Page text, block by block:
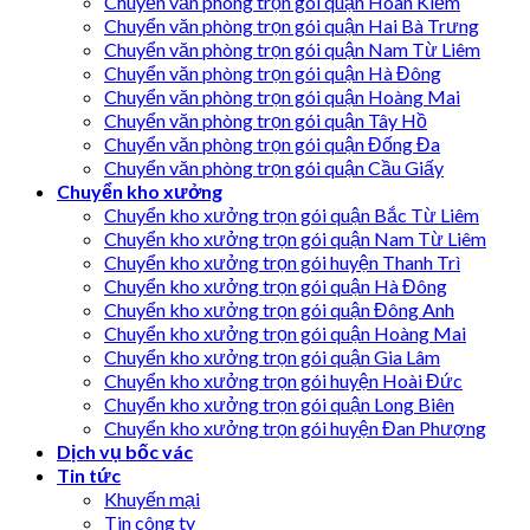
Chuyển văn phòng trọn gói quận Hai Bà Trưng
Chuyển văn phòng trọn gói quận Nam Từ Liêm
Chuyển văn phòng trọn gói quận Hà Đông
Chuyển văn phòng trọn gói quận Hoàng Mai
Chuyển văn phòng trọn gói quận Tây Hồ
Chuyển văn phòng trọn gói quận Đống Đa
Chuyển văn phòng trọn gói quận Cầu Giấy
Chuyển kho xưởng
Chuyển kho xưởng trọn gói quận Bắc Từ Liêm
Chuyển kho xưởng trọn gói quận Nam Từ Liêm
Chuyển kho xưởng trọn gói huyện Thanh Trì
Chuyển kho xưởng trọn gói quận Hà Đông
Chuyển kho xưởng trọn gói quận Đông Anh
Chuyển kho xưởng trọn gói quận Hoàng Mai
Chuyển kho xưởng trọn gói quận Gia Lâm
Chuyển kho xưởng trọn gói huyện Hoài Đức
Chuyển kho xưởng trọn gói quận Long Biên
Chuyển kho xưởng trọn gói huyện Đan Phượng
Dịch vụ bốc vác
Tin tức
Khuyến mại
Tin công ty